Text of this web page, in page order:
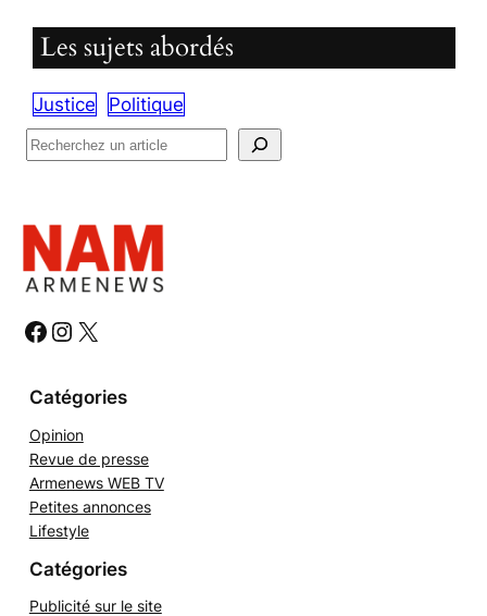
Les sujets abordés
Justice
Politique
R
h
e
r
h
r
# # #
Opinion
Revue de presse
Armenews WEB TV
Petites annonces